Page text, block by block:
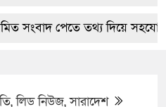
নেতা মাসুদ রানা’র মতবিনিময়
সংবাদ পেতে তথ্য দিয়ে
,লিড নিউজ,সারাদেশ